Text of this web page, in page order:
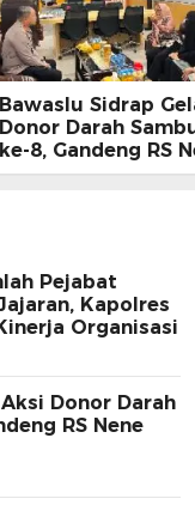
Bawaslu Sidrap
Donor Darah
ke-8, Gandeng RS
Mallomo dan
Pejabat
Kapolres
Organisasi
Donor Darah
RS Nene